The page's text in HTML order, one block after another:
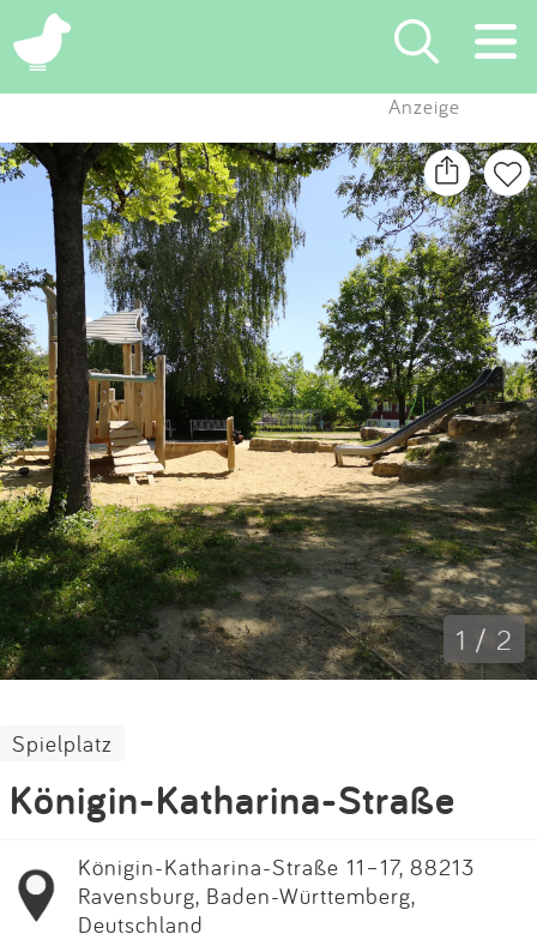
×
Suchen
Eintragen
App
Blog
Partner
Kontakt
Impressum
Anmelden
Anzeige
1 / 2
Spielplatz
Königin-Katharina-Straße
Königin-Katharina-Straße 11–17, 88213
Ravensburg, Baden-Württemberg,
Deutschland